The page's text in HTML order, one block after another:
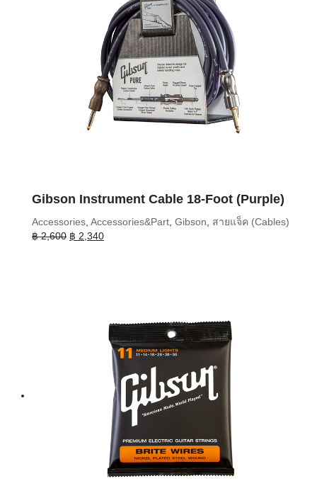
Gibson Instrument Cable 18-Foot (Purple)
Accessories Accessories&Part Gibson
สายแจ็ค (Cables)
฿2,600 Original
฿ 2,340Current